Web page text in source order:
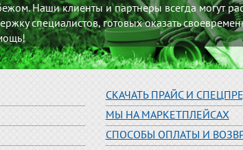
Наши клиенты и партнеры всегда могут
специалистов, готовых оказать
СКАЧАТЬ ПРАЙС И
МЫ НА МАРКЕТПЛЕЙСАХ
СПОСОБЫ ОПЛАТЫ И